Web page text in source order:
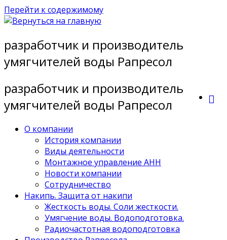
Перейти к содержимому
разработчик и производитель
умягчителей воды Рапресол
разработчик и производитель
умягчителей воды Рапресол
О компании
История компании
Виды деятельности
Монтажное управление АНН
Новости компании
Сотрудничество
Накипь. Защита от накипи
Жесткость воды. Соли жесткости.
Умягчение воды. Водоподготовка.
Радиочастотная водоподготовка